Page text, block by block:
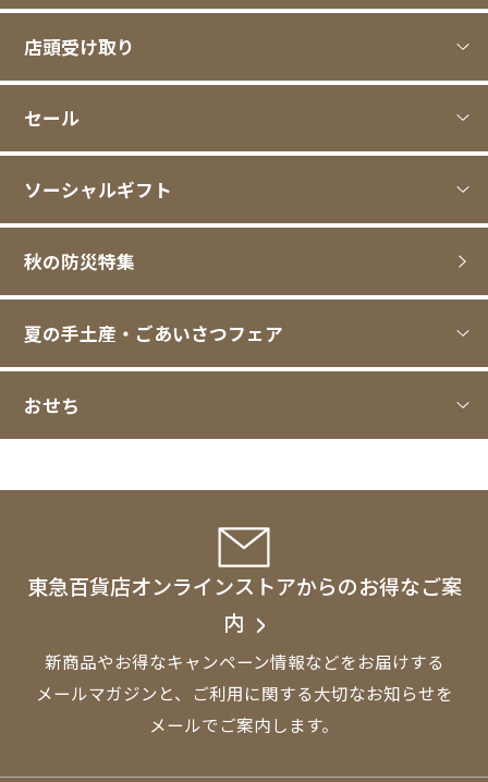
店頭受け取り
セール
ソーシャルギフト
秋の防災特集
夏の手土産・ごあいさつフェア
おせち
東急百貨店オンラインストアからのお得なご案
内
新商品やお得なキャンペーン情報などをお届けする
メールマガジンと、
ご利用に関する大切なお知らせを
メールでご案内します。